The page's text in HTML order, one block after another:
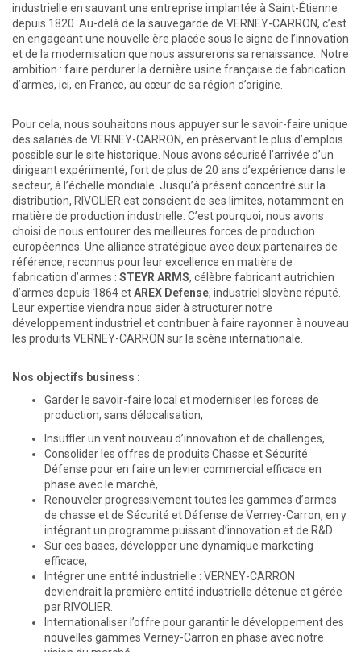
industrielle en sauvant une entreprise implantée à Saint-Étienne
depuis 1820. Au-delà de la sauvegarde de VERNEY-CARRON, c’est
en engageant une nouvelle ère placée sous le signe de l’innovation
et de la modernisation que nous assurerons sa renaissance. Notre
ambition : faire perdurer la dernière usine française de fabrication
d’armes, ici, en France, au cœur de sa région d’origine.
Pour cela, nous souhaitons nous appuyer sur le savoir-faire unique
des salariés de VERNEY-CARRON, en préservant le plus d’emplois
possible sur le site historique. Nous avons sécurisé l’arrivée d’un
dirigeant expérimenté, fort de plus de 20 ans d’expérience dans le
secteur, à l’échelle mondiale. Jusqu’à présent concentré sur la
distribution, RIVOLIER est conscient de ses limites, notamment en
matière de production industrielle. C’est pourquoi, nous avons
choisi de nous entourer des meilleures forces de production
européennes. Une alliance stratégique avec deux partenaires de
référence, reconnus pour leur excellence en matière de
fabrication d’armes : STEYR ARMS, célèbre fabricant autrichien
d’armes depuis 1864 etAREX Defense, industriel slovène réputé.
Leur expertise viendra nous aider à structurer notre
développement industriel et contribuer à faire rayonner à nouveau
les produits VERNEY-CARRON sur la scène internationale.
Nos objectifs business :
Garder le savoir-faire local et moderniser les forces de
production, sans délocalisation,
Insuffler un vent nouveau d’innovation et de challenges,
Consolider les offres de produits Chasse et Sécurité
Défense pour en faire un levier commercial efficace en
phase avec le marché,
Renouveler progressivement toutes les gammes d’armes
de chasse et de Sécurité et Défense de Verney-Carron, en y
intégrant un programme puissant d’innovation et de R&D
Sur ces bases, développer une dynamique marketing
efficace,
Intégrer une entité industrielle : VERNEY-CARRON
deviendrait la première entité industrielle détenue et gérée
par RIVOLIER.
Internationaliser l’offre pour garantir le développement des
nouvelles gammes Verney-Carron en phase avec notre